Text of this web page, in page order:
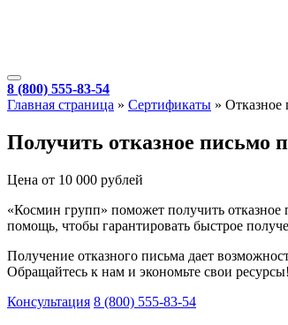
8 (800) 555-83-54
Главная страница » Сертификаты » Отказное
Получить отказное письмо
Цена от 10 000 рублей
«Космин групп» поможет получить отказное
помощь, чтобы гарантировать быстрое
Получение отказного письма дает
Обращайтесь к нам и экономьте свои ресурсы!
Консультация 8 (800) 555-83-54